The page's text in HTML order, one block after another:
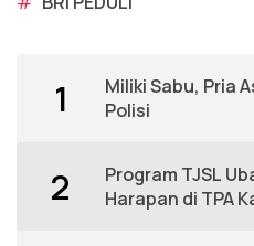
1
Miliki Sabu, Pria
Polisi
2
Program TJSL
Harapan di TPA